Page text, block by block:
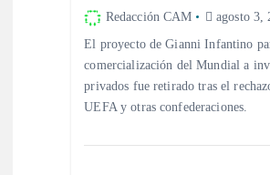
Redacción CAM agosto 3,
El proyecto de Gianni Infantino
comercialización del Mundial a
privados fue retirado tras el
UEFA y otras confederaciones.